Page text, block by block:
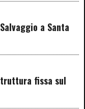
a Santa
fissa sul